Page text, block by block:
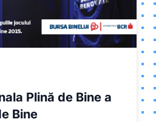
Plină de Bine a
Bine